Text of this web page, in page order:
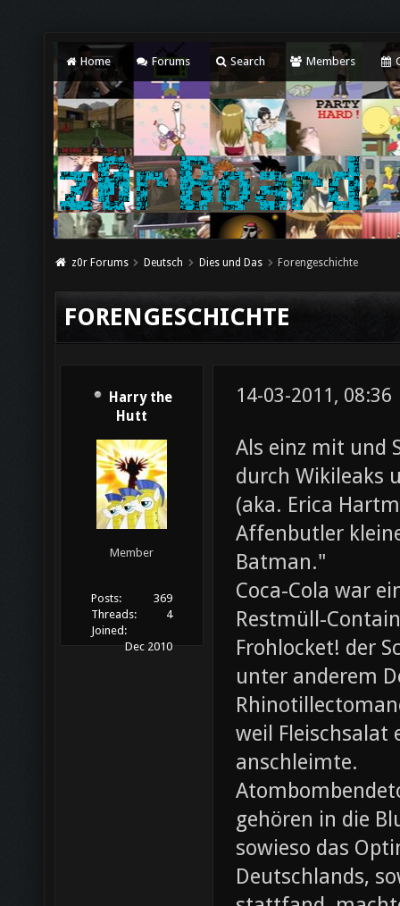
Home Forums Search Members
z0r Forums Deutsch Dies und Das Forengeschichte
FORENGESCHICHTE
Harry the
Hutt
Member
Posts:
369
Threads:
4
Joined:
Dec 2010
14-03-2011, 08:36
Als einz mit und
durch Wikileaks
(aka. Erica
Affenbutler
Batman."
Coca-Cola war
Restmüll-
Frohlocket! der
unter anderem
weil Fleischsalat
anschleimte.
gehören in die
sowieso das
Deutschlands,